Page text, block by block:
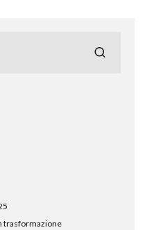
trasformazione